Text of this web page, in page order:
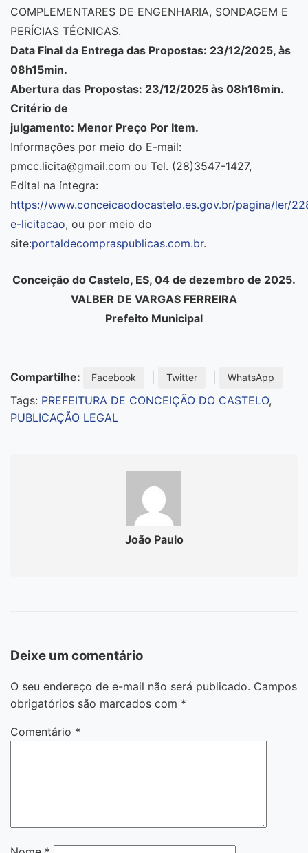
COMPLEMENTARES DE ENGENHARIA, SONDAGEM E
PERÍCIAS TÉCNICAS.
Data Final da Entrega das Propostas: 23/12/2025, às
08h15min.
Abertura das Propostas: 23/12/2025 às 08h16min.
Critério de
julgamento: Menor Preço Por Item.
Informações por meio do E-mail:
pmcc.licita@gmail.com ou Tel. (28)3547-1427,
Edital na íntegra:
https://www.conceicaodocastelo.es.gov.br/pagina/ler/
e-licitacao, ou por meio do
site:portaldecompraspublicas.com.br.
Conceição do Castelo, ES, 04 de dezembro de 2025.
VALBER DE VARGAS FERREIRA
Prefeito Municipal
Compartilhe: Facebook Twitter WhatsApp
Tags: PREFEITURA DE CONCEIÇÃO DO CASTELO,
PUBLICAÇÃO LEGAL
João Paulo
Deixe um comentário
O seu endereço de e-mail não será publicado. Campos
obrigatórios são marcados com *
Comentário *